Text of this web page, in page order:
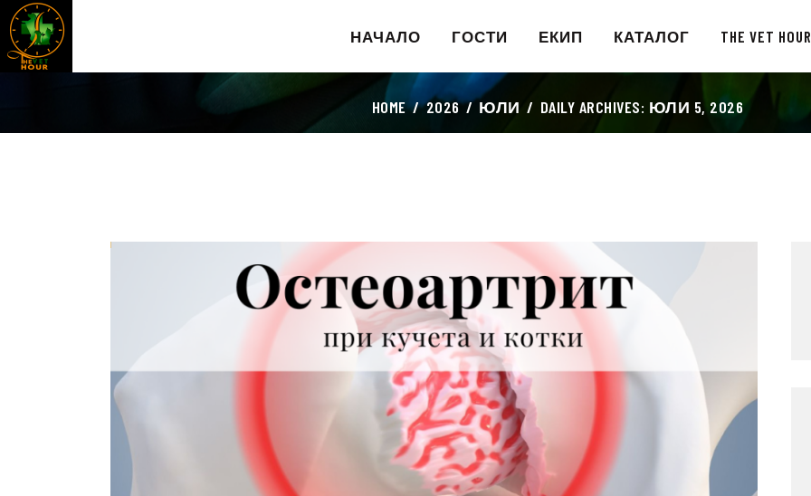
НАЧАЛО ГОСТИ ЕКИП КАТАЛОГ THE VET HOUR
HOME 2026 ЮЛИ DAILY ARCHIVES: ЮЛИ 5, 2026
НАЧАЛО
ГОСТИ
ЕКИП
БЛОГ
КОНТАКТ